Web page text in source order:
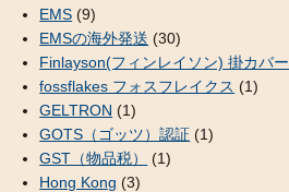
EMS (9)
EMSの海外発送 (30)
Finlayson(フィンレイソン) 掛カバー
fossflakes フォスフレイクス (1)
GELTRON (1)
GOTS（ゴッツ）認証 (1)
GST（物品税）
(1)
Hong Kong (3)